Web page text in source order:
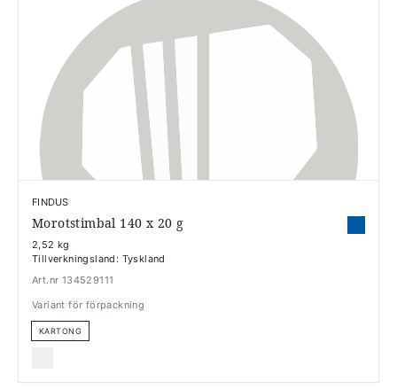
FINDUS
Morotstimbal 140 x 20 g
2,52 kg
Tillverkningsland: Tyskland
Art.nr 134529111
Variant för förpackning
KARTONG